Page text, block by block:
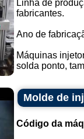
Linha de
fabricantes.
Ano de
Máquinas
solda ponto,
Molde de
Código da